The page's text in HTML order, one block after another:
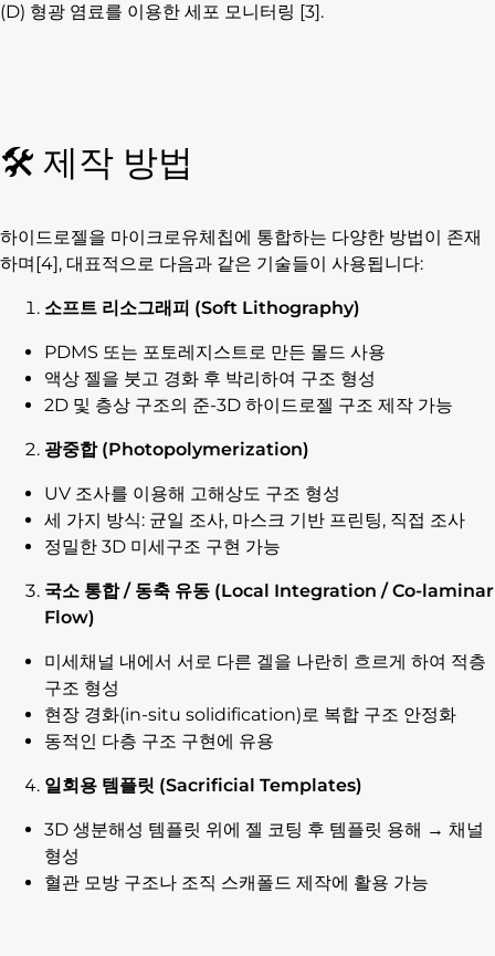
(D) 형광 염료를 이용한 세포 모니터링 [3].
🛠️ 제작 방법
하이드로젤을 마이크로유체칩에 통합하는 다양한 방법이 존재
하며[4], 대표적으로 다음과 같은 기술들이 사용됩니다:
소프트 리소그래피 (Soft Lithography)
PDMS 또는 포토레지스트로 만든 몰드 사용
액상 젤을 붓고 경화 후 박리하여 구조 형성
2D 및 층상 구조의 준-3D 하이드로젤 구조 제작 가능
광중합 (Photopolymerization)
UV 조사를 이용해 고해상도 구조 형성
세 가지 방식: 균일 조사, 마스크 기반 프린팅, 직접 조사
정밀한 3D 미세구조 구현 가능
국소 통합 / 동축 유동 (Local Integration / Co-laminar
Flow)
미세채널 내에서 서로 다른 겔을 나란히 흐르게 하여 적층
구조 형성
현장 경화(in-situ solidification)로 복합 구조 안정화
동적인 다층 구조 구현에 유용
일회용 템플릿 (Sacrificial Templates)
3D 생분해성 템플릿 위에 젤 코팅 후 템플릿 용해 → 채널
형성
혈관 모방 구조나 조직 스캐폴드 제작에 활용 가능